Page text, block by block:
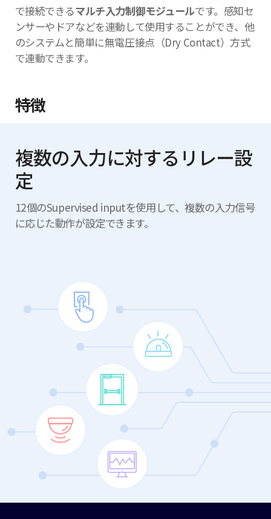
で接続できるマルチ入力制御モジュールです。感知セ
ンサーやドアなどを連動して使用することができ、他
のシステムと簡単に無電圧接点（Dry Contact）方式
で連動できます。
特徴
複数の入力に対するリレー設
定
12個のSupervised inputを使用して、複数の入力信号
に応じた動作が設定できます。